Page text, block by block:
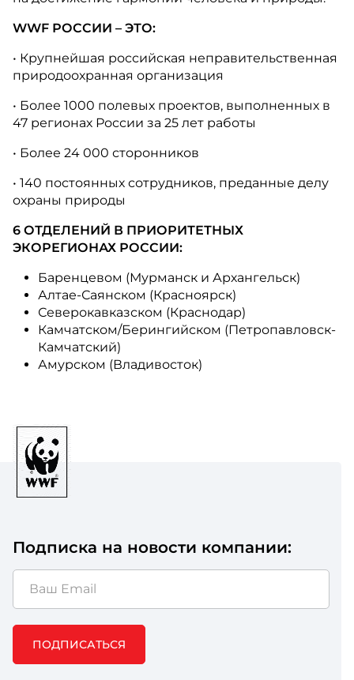
WWF РОССИИ – ЭТО:
• Крупнейшая российская неправительственная
природоохранная организация
• Более 1000 полевых проектов, выполненных в
47 регионах России за 25 лет работы
• Более 24 000 сторонников
• 140 постоянных сотрудников, преданные делу
охраны природы
6 ОТДЕЛЕНИЙ В ПРИОРИТЕТНЫХ
ЭКОРЕГИОНАХ РОССИИ:
Баренцевом (Мурманск и Архангельск)
Алтае-Саянском (Красноярск)
Северокавказском (Краснодар)
Камчатском/Берингийском (Петропавловск-
Камчатский)
Амурском (Владивосток)
Подписка на новости компании:
ПОДПИСАТЬСЯ